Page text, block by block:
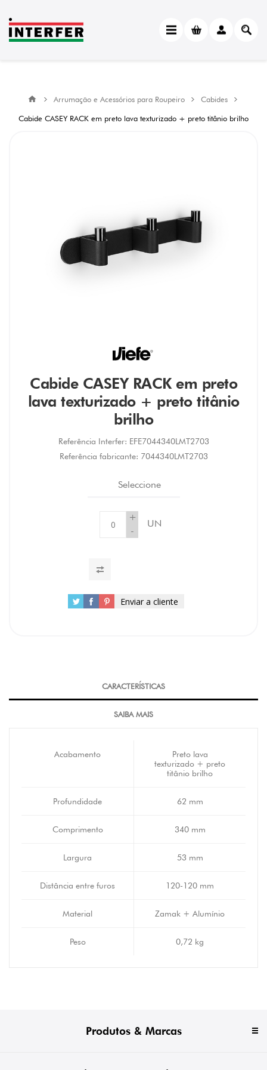
Arrumação e Acessórios para Roupeiro
Cabides
Cabide CASEY RACK em preto lava texturizado + preto titânio brilho
Cabide CASEY RACK em preto
lava texturizado + preto titânio
brilho
Referência Interfer: EFE7044340LMT2703
Referência fabricante: 7044340LMT2703
Seleccione
+
-
UN
Enviar a cliente
CARACTERÍSTICAS
SAIBA MAIS
Acabamento
Preto lava
texturizado + preto
titânio brilho
Profundidade 62 mm
Comprimento 340 mm
Largura 53 mm
Distância entre furos 120-120 mm
Material Zamak + Alumínio
Peso 0,72 kg
Produtos & Marcas